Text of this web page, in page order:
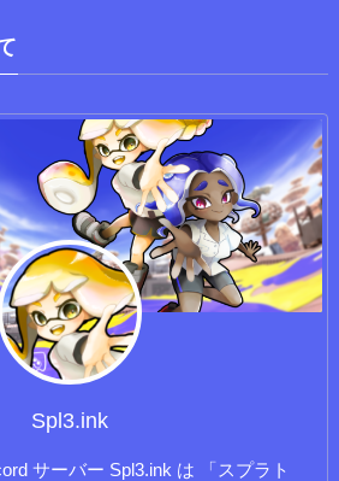
Spl3.ink
サーバー Spl3.ink は 「スプラト